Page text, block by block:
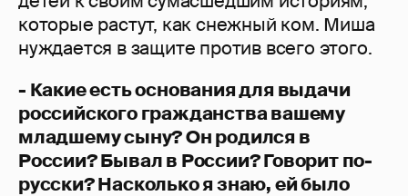
которые растут, как снежный ком. Миша
нуждается в защите против всего этого.
- Какие есть основания для выдачи
российского гражданства вашему
младшему сыну? Он родился в
России? Бывал в России? Говорит по-
русски? Насколько я знаю, ей было